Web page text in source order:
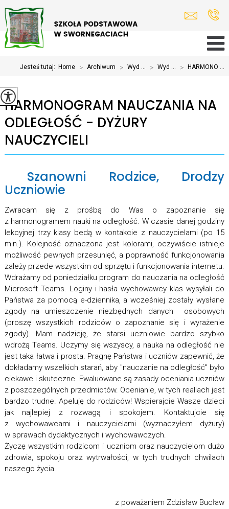
Jesteś tutaj: Home > Archiwum > Wyd ... > Wyd ... > HARMONO ...
HARMONOGRAM NAUCZANIA NA
ODLEGŁOŚĆ - DYŻURY
NAUCZYCIELI
Szanowni Rodzice, Drodzy
Uczniowie
Zwracam się z prośbą do Was o zapoznanie się
z harmonogramem nauki na odległość. W czasie danej godziny
lekcyjnej trzy klasy bedą w kontakcie z nauczycielami (po 15
min.). Kolejność oznaczona jest kolorami, oczywiście istnieje
możliwość pewnych przesunięć, a poprawność funkcjonowania
zależy przede wszystkim od sprzętu i funkcjonowania internetu.
Wdrażamy od poniedziałku program do nauczania na odległość
Microsoft Teams. Loginy i hasła wychowawcy klas wysyłali do
Państwa za pomocą e-dziennika, a wcześniej zostały wysłane
zgody na umieszczenie niezbędnych danych osobowych
(proszę wszystkich rodziców o zapoznanie się i wyrażenie
zgody). Mam nadzieję, że starsi uczniowie bardzo szybko
wdrożą Teams. Uczymy się wszyscy, a nauka na odległość nie
jest taka łatwa i prosta. Pragnę Państwa i uczniów zapewnić, że
dokładamy wszelkich starań, aby "nauczanie na odległość" było
ciekawe i skuteczne. Ewaluowane są zasady oceniania uczniów
z poszczególnych przedmiotów. Ocenianie, w tych realiach jest
bardzo trudne. Apeluję do rodziców! Wspierajcie Wasze dzieci
jak najlepiej z rozwagą i spokojem. Kontaktujcie się
z wychowawcami i nauczycielami (wyznaczyłem dyżury)
w sprawach dydaktycznych i wychowawczych.
Życzę wszystkim rodzicom i uczniom oraz nauczycielom dużo
zdrowia, spokoju oraz wytrwałości, w tych trudnych chwilach
naszego życia.
z poważaniem Zdzisław Bucław